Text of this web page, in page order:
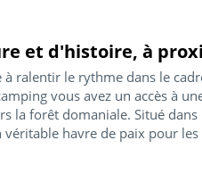
et d'histoire, à
ralentir le rythme dans le
vous avez un accès à
la forêt domaniale. Situé
véritable havre de paix pour